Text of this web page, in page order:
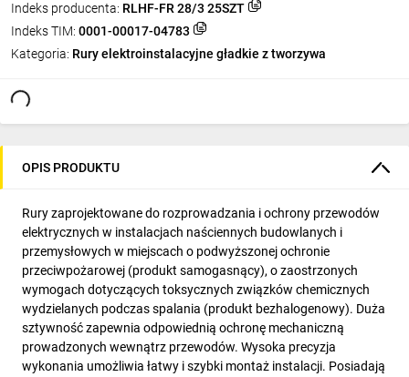
Indeks producenta: RLHF-FR 28/3 25SZT
Indeks TIM: 0001-00017-04783
Kategoria: Rury elektroinstalacyjne gładkie z tworzywa
OPIS PRODUKTU
Rury zaprojektowane do rozprowadzania i ochrony przewodów
elektrycznych w instalacjach naściennych budowlanych i
przemysłowych w miejscach o podwyższonej ochronie
przeciwpożarowej (produkt samogasnący), o zaostrzonych
wymogach dotyczących toksycznych związków chemicznych
wydzielanych podczas spalania (produkt bezhalogenowy). Duża
sztywność zapewnia odpowiednią ochronę mechaniczną
prowadzonych wewnątrz przewodów. Wysoka precyzja
wykonania umożliwia łatwy i szybki montaż instalacji. Posiadają